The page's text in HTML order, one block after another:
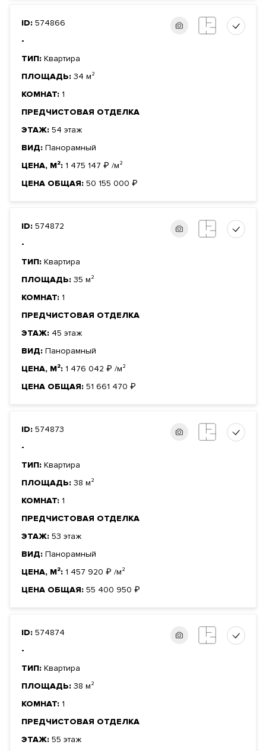
ID: 574866
-
ТИП: Квартира
ПЛОЩАДЬ: 34 м²
КОМНАТ: 1
ПРЕДЧИСТОВАЯ ОТДЕЛКА
ЭТАЖ: 54 этаж
ВИД: Панорамный
ЦЕНА, М²: 1 475 147 ₽ /м²
ЦЕНА ОБЩАЯ: 50 155 000 ₽
ID: 574872
-
ТИП: Квартира
ПЛОЩАДЬ: 35 м²
КОМНАТ: 1
ПРЕДЧИСТОВАЯ ОТДЕЛКА
ЭТАЖ: 45 этаж
ВИД: Панорамный
ЦЕНА, М²: 1 476 042 ₽ /м²
ЦЕНА ОБЩАЯ: 51 661 470 ₽
ID: 574873
-
ТИП: Квартира
ПЛОЩАДЬ: 38 м²
КОМНАТ: 1
ПРЕДЧИСТОВАЯ ОТДЕЛКА
ЭТАЖ: 53 этаж
ВИД: Панорамный
ЦЕНА, М²: 1 457 920 ₽ /м²
ЦЕНА ОБЩАЯ: 55 400 950 ₽
ID: 574874
-
ТИП: Квартира
ПЛОЩАДЬ: 38 м²
КОМНАТ: 1
ПРЕДЧИСТОВАЯ ОТДЕЛКА
ЭТАЖ: 55 этаж